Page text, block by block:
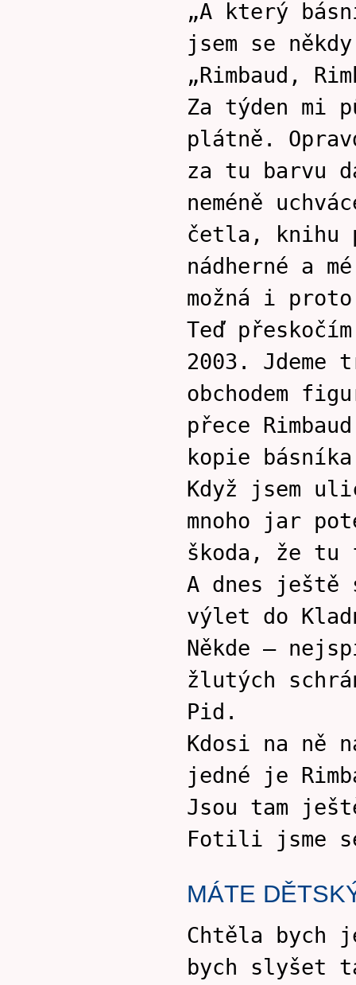
„A který
jsem se
„Rimbaud,
Za týden mi
plátně.
za tu barvu
neméně
četla, knihu
nádherné a
možná i
Teď
2003.
obchodem
přece
kopie
Když jsem
mnoho jar
škoda, že tu
A dnes ještě
výlet do
Někde –
žlutých
Pid.
Kdosi na ně
jedné je
Jsou tam
Fotili jsme
MÁTE
Chtěla bych
bych slyšet